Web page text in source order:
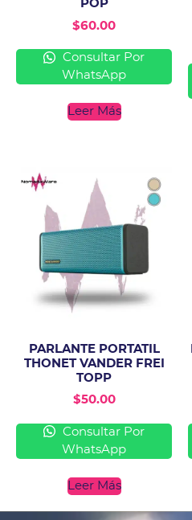
POP
$60.00
Consultar Por
WhatsApp
Leer Más
PARLANTE PORTATIL
THONET VANDER FREI
TOPP
$50.00
Consultar Por
WhatsApp
Leer Más